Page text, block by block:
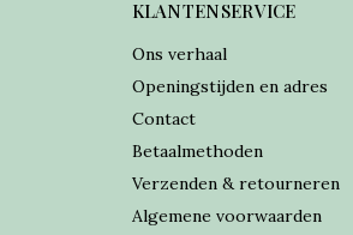
KLANTENSERVICE
Ons verhaal
Openingstijden en adres
Contact
Betaalmethoden
Verzenden & retourneren
Algemene voorwaarden